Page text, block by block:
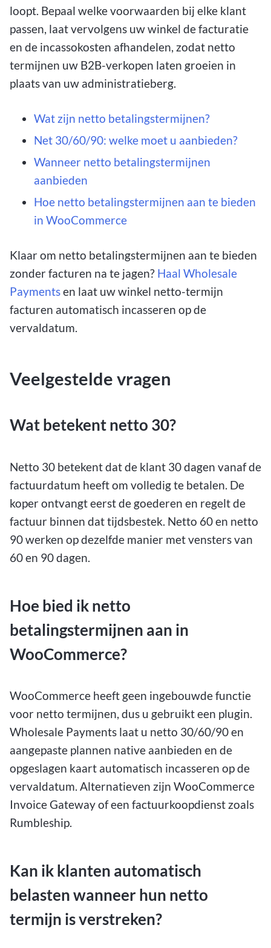
loopt. Bepaal welke voorwaarden bij elke klant
passen, laat vervolgens uw winkel de facturatie
en de incassokosten afhandelen, zodat netto
termijnen uw B2B-verkopen laten groeien in
plaats van uw administratieberg.
Wat zijn netto betalingstermijnen?
Net 30/60/90: welke moet u aanbieden?
Wanneer netto betalingstermijnen
aanbieden
Hoe netto betalingstermijnen aan te bieden
in WooCommerce
Klaar om netto betalingstermijnen aan te bieden
zonder facturen na te jagen? Haal Wholesale
Paymentsen laat uw winkel netto-termijn
facturen automatisch incasseren op de
vervaldatum.
Veelgestelde vragen
Wat betekent netto 30?
Netto 30 betekent dat de klant 30 dagen vanaf de
factuurdatum heeft om volledig te betalen. De
koper ontvangt eerst de goederen en regelt de
factuur binnen dat tijdsbestek. Netto 60 en netto
90 werken op dezelfde manier met vensters van
60 en 90 dagen.
Hoe bied ik netto
betalingstermijnen aan in
WooCommerce?
WooCommerce heeft geen ingebouwde functie
voor netto termijnen, dus u gebruikt een plugin.
Wholesale Payments laat u netto 30/60/90 en
aangepaste plannen native aanbieden en de
opgeslagen kaart automatisch incasseren op de
vervaldatum. Alternatieven zijn WooCommerce
Invoice Gateway of een factuurkoopdienst zoals
Rumbleship.
Kan ik klanten automatisch
belasten wanneer hun netto
termijn is verstreken?